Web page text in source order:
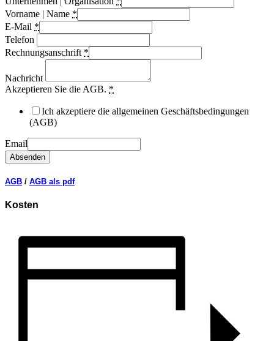
Vorname | Name *
E-Mail *
Telefon
Rechnungsanschrift *
Nachricht
Akzeptieren Sie die AGB. *
Ich akzeptiere die allgemeinen Geschäftsbedingungen
(AGB)
Email
Absenden
AGB / AGB als pdf
Kosten